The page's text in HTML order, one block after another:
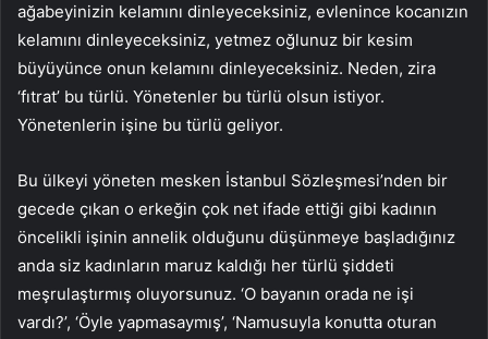
ağabeyinizin kelamını dinleyeceksiniz, evlenince kocanızın
kelamını dinleyeceksiniz, yetmez oğlunuz bir kesim
büyüyünce onun kelamını dinleyeceksiniz. Neden, zira
‘fıtrat’ bu türlü. Yönetenler bu türlü olsun istiyor.
Yönetenlerin işine bu türlü geliyor.
Bu ülkeyi yöneten mesken İstanbul Sözleşmesi’nden bir
gecede çıkan o erkeğin çok net ifade ettiği gibi kadının
öncelikli işinin annelik olduğunu düşünmeye başladığınız
anda siz kadınların maruz kaldığı her türlü şiddeti
meşrulaştırmış oluyorsunuz. ‘O bayanın orada ne işi
vardı?’, ‘Öyle yapmasaymış’, ‘Namusuyla konutta oturan